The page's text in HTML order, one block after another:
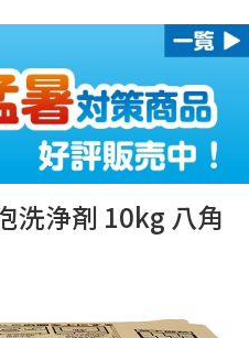
洗浄剤 10kg 八角